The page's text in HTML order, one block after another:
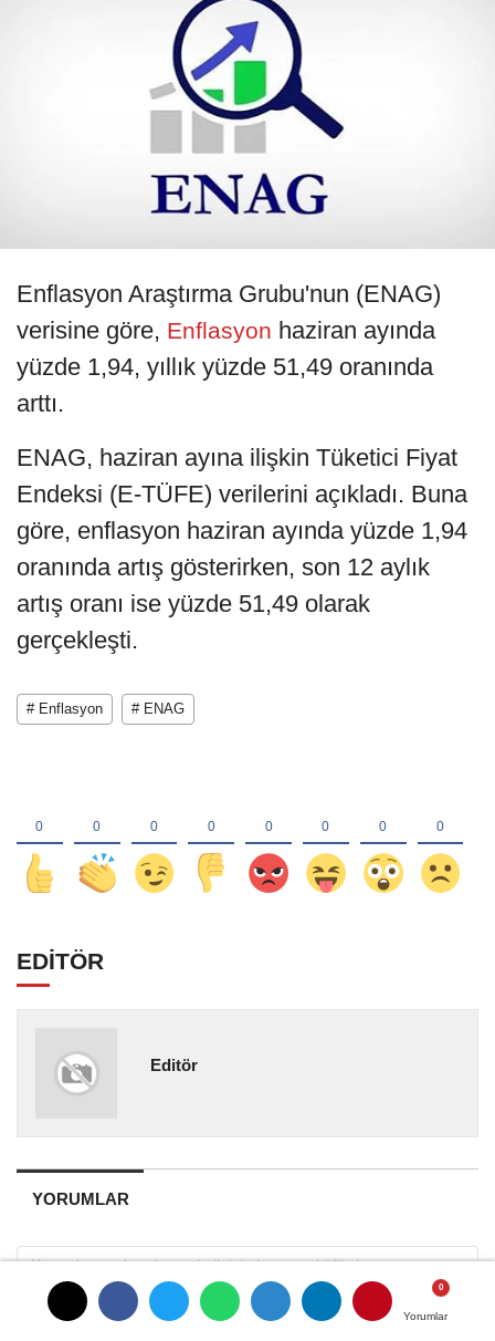
Yorumlar
Yorumlar
Enflasyon Araştırma Grubu'nun (ENAG)
verisine göre, Enflasyon haziran ayında
yüzde 1,94, yıllık yüzde 51,49 oranında
arttı.
ENAG, haziran ayına ilişkin Tüketici Fiyat
Endeksi (E-TÜFE) verilerini açıkladı. Buna
göre, enflasyon haziran ayında yüzde 1,94
oranında artış gösterirken, son 12 aylık
artış oranı ise yüzde 51,49 olarak
gerçekleşti.
# Enflasyon # ENAG
EDİTÖR
Editör
YORUMLAR